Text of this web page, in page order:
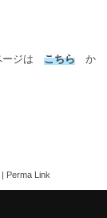
ージは こちら か
| Perma Link